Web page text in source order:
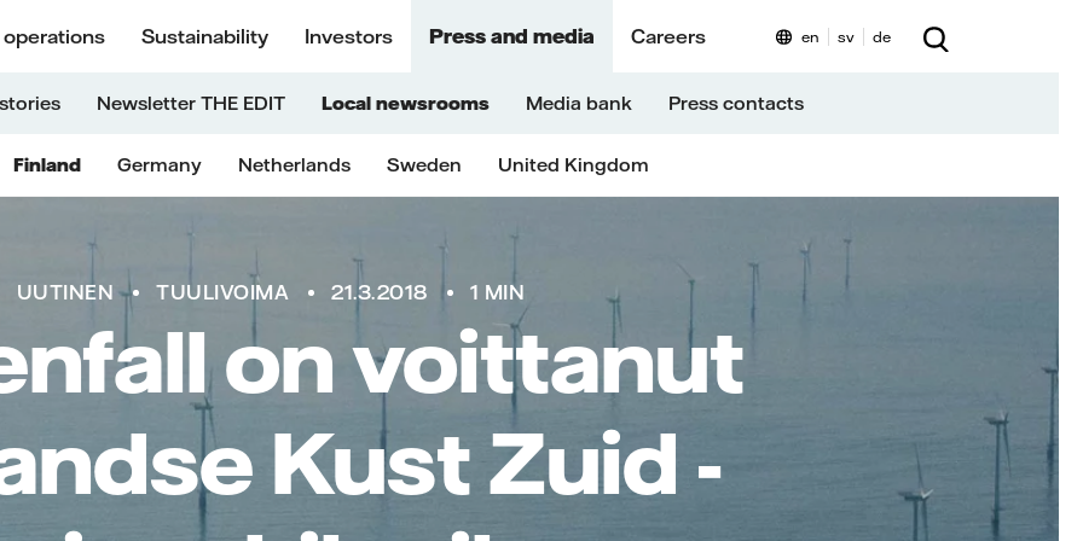
operations Sustainability Investors Press and media Careers
Newsletter THE EDIT Local newsrooms Media bank Press contacts
Finland Germany Netherlands Sweden United Kingdom
en sv de
UUTINEN TUULIVOIMA 21.3.2018 1 MIN
on voittanut
Kust Zuid -